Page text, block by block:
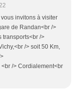
invitons à visiter
de Randan<br />
transports<br />
/> soit 50 Km,
/> Cordialement<br